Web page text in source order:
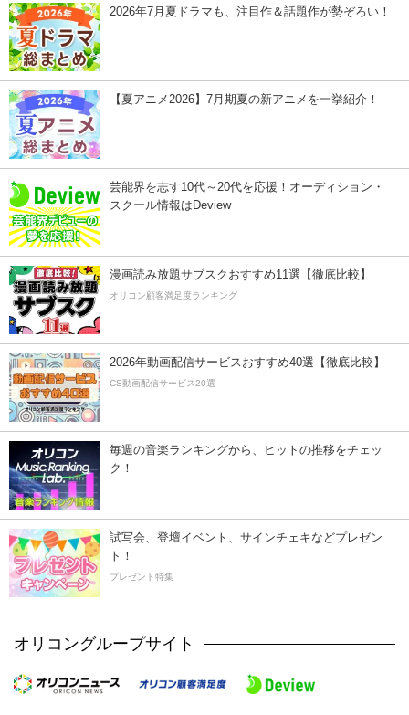
2026年7月夏ドラマも、注目作＆話題作が勢ぞろい！
【夏アニメ2026】7月期夏の新アニメを一挙紹介！
芸能界を志す10代～20代を応援！オーディション・
スクール情報はDeview
漫画読み放題サブスクおすすめ11選【徹底比較】
オリコン顧客満足度ランキング
2026年動画配信サービスおすすめ40選【徹底比較】
CS動画配信サービス20選
毎週の音楽ランキングから、ヒットの推移をチェッ
ク！
試写会、登壇イベント、サインチェキなどプレゼン
ト！
プレゼント特集
オリコングループサイト